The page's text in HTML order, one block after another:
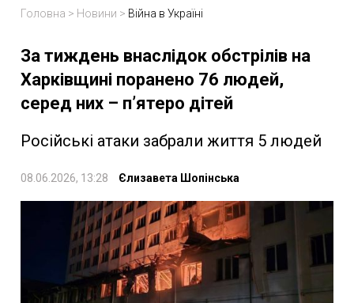
Головна > Новини > Війна в Україні
За тиждень внаслідок обстрілів на
Харківщині поранено 76 людей,
серед них – п’ятеро дітей
Російські атаки забрали життя 5 людей
08.06.2026, 13:28 Єлизавета Шопінська